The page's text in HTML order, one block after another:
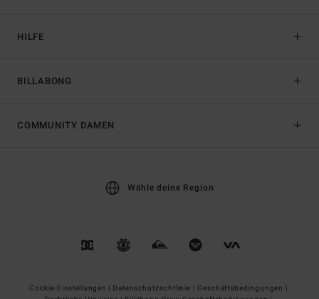
HILFE
BILLABONG
COMMUNITY DAMEN
Wähle deine Region
Cookie-Einstellungen | Datenschutzrichtlinie | Geschäftsbedingungen |